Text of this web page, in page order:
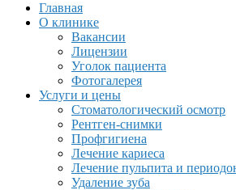
Главная
О клинике
Вакансии
Лицензии
Уголок пациента
Фотогалерея
Услуги и цены
Стоматологический осмотр
Рентген-снимки
Профгигиена
Лечение кариеса
Лечение пульпита и
Удаление зуба